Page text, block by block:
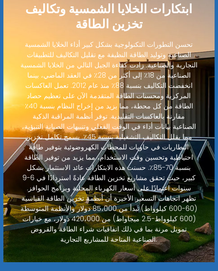
ابتكارات الخلايا الشمسية وتكاليف
تخزين الطاقة
تحسن التطورات التكنولوجية بشكل كبير أداء الخلايا الشمسية
الصناعية وتوليد الطاقة النظيفة مع تقليل التكاليف للتطبيقات
التجارية والصناعية. زادت كفاءة الجيل التالي من الخلايا الشمسية
الصناعية من 18٪ إلى أكثر من 28٪ في العقد الماضي، بينما
انخفضت التكاليف بنسبة 88٪ منذ عام 2012. تعمل العاكسات
المركزية ومحسنات الطاقة المتقدمة الآن على تعظيم حصاد
الطاقة من كل محطة، مما يزيد من إخراج النظام بنسبة 40٪
مقارنة بالعاكسات التقليدية. توفر أنظمة المراقبة الذكية
الصناعية بيانات أداء في الوقت الفعلي وتنبيهات الصيانة التنبؤية،
مما يقلل التكاليف التشغيلية بنسبة 45٪. يسمح تكامل تخزين
البطاريات في حاويات للمحطات الكهروضوئية بتوفير طاقة
احتياطية وتحسين وقت الاستخدام، مما يزيد من توفير الطاقة
بنسبة 70-85٪. حسنت هذه الابتكارات عائد الاستثمار بشكل
كبير، حيث تحقق مشاريع تخزين الطاقة عادةً استردادًا في 6-9
سنوات اعتمادًا على أسعار الكهرباء المحلية وبرامج الحوافز.
تظهر اتجاهات التسعير الأخيرة أن أنظمة تخزين الطاقة القياسية
(60-600 كيلوواط) تبدأ من 85،000 دولار والأنظمة المتوسطة
(600 كيلوواط-2.5 ميجاواط) من 420،000 دولار، مع خيارات
تمويل مرنة بما في ذلك اتفاقيات شراء الطاقة والقروض
الصناعية المتاحة للمشاريع التجارية.